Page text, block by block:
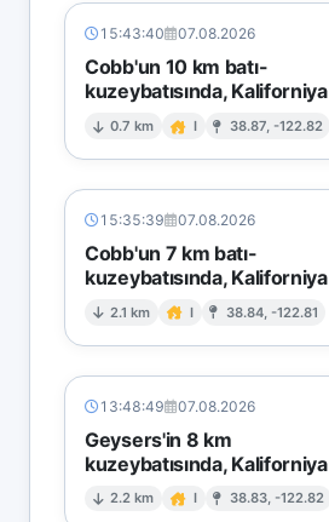
15:43:40 07.08.2026
Cobb'un 10 km batı-
kuzeybatısında, Kaliforniya
0.7 km I 38.87, -122.82
15:35:39 07.08.2026
Cobb'un 7 km batı-
kuzeybatısında, Kaliforniya
2.1 km I 38.84, -122.81
13:48:49 07.08.2026
Geysers'in 8 km
kuzeybatısında, Kaliforniya
2.2 km I 38.83, -122.82